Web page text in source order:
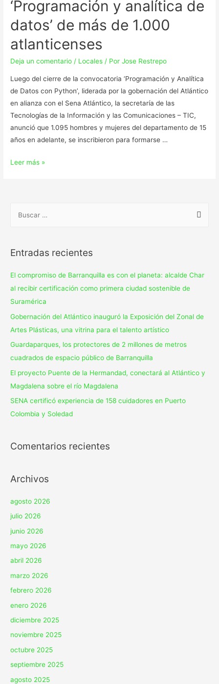
‘Programación y analítica de
datos’ de más de 1.000
atlanticenses
Deja un comentario / Locales / PorJose Restrepo
Luego del cierre de la convocatoria ‘Programación y Analítica
de Datos con Python’, liderada por la gobernación del Atlántico
en alianza con el Sena Atlántico, la secretaría de las
Tecnologías de la Información y las Comunicaciones – TIC,
anunció que 1.095 hombres y mujeres del departamento de 15
años en adelante, se inscribieron para formarse …
Leer más »
Entradas recientes
El compromiso de Barranquilla es con el planeta: alcalde Char
al recibir certificación como primera ciudad sostenible de
Suramérica
Gobernación del Atlántico inauguró la Exposición del Zonal de
Artes Plásticas, una vitrina para el talento artístico
Guardaparques, los protectores de 2 millones de metros
cuadrados de espacio público de Barranquilla
El proyecto Puente de la Hermandad, conectará al Atlántico y
Magdalena sobre el río Magdalena
SENA certificó experiencia de 158 cuidadores en Puerto
Colombia y Soledad
Comentarios recientes
Archivos
agosto 2026
julio 2026
junio 2026
mayo 2026
abril 2026
marzo 2026
febrero 2026
enero 2026
diciembre 2025
noviembre 2025
octubre 2025
septiembre 2025
agosto 2025